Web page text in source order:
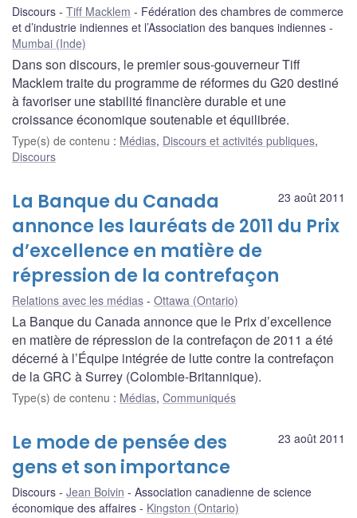
Discours Tiff Macklem
Fédération des chambres de commerce
et d’industrie indiennes et l’Association des banques indiennes
Mumbai (Inde)
Dans son discours, le premier sous-gouverneur Tiff
Macklem traite du programme de réformes du G20 destiné
à favoriser une stabilité financière durable et une
croissance économique soutenable et équilibrée.
Type(s) de contenu : Médias, Discours et activités publiques,
Discours
23 août 2011
La Banque du Canada
annonce les lauréats de 2011 du Prix
d’excellence en matière de
répression de la contrefaçon
Relations avec les médias Ottawa (Ontario)
La Banque du Canada annonce que le Prix d’excellence
en matière de répression de la contrefaçon de 2011 a été
décerné à l’Équipe intégrée de lutte contre la contrefaçon
de la GRC à Surrey (Colombie-Britannique).
Type(s) de contenu : Médias, Communiqués
23 août 2011
Le mode de pensée des
gens et son importance
Discours Jean Boivin
Association canadienne de science
économique des affaires
Kingston (Ontario)